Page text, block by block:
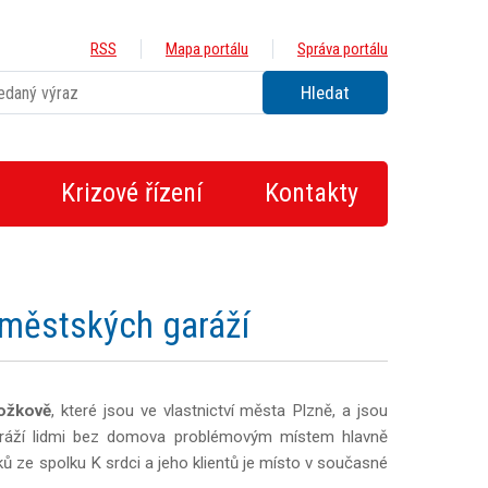
RSS Mapa portálu Správa portálu
Krizové řízení Kontakty
garáží
, které jsou ve vlastnictví města Plzně, a jsou
lidmi bez domova problémovým místem hlavně
ze spolku K srdci a jeho klientů je místo v současné